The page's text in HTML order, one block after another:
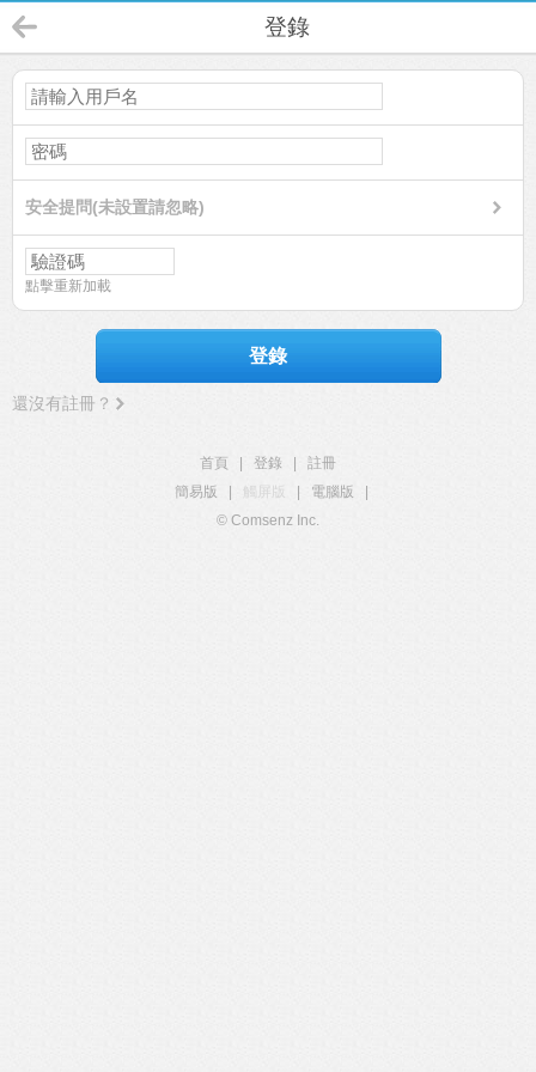
登錄
安全提問(未設置請忽略)
點擊重新加載
登錄
還沒有註冊？
首頁 登錄
註冊
簡易版
觸屏版 電腦版
© Comsenz Inc.